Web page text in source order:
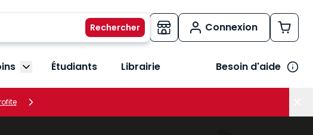
Connexion
menu Vos métiers
Afficher le sous-menu Vos besoins
Étudiants Librairie Besoin d'aide